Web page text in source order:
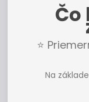
Čo
⭐
Na